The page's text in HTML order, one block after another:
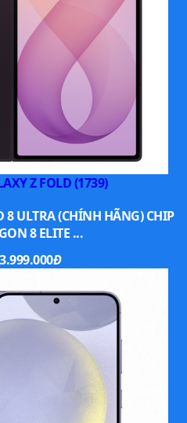
Z FOLD (1739)
8 ULTRA (CHÍNH HÃNG) CHIP
8 ELITE ...
Đ